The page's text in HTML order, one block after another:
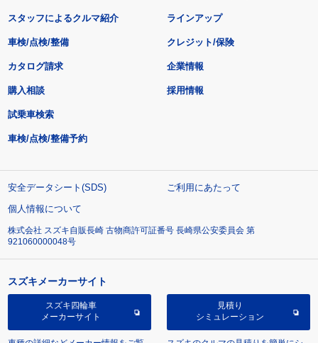
スタッフによるクルマ紹介 ラインアップ
車検/点検/整備 クレジット/保険
カタログ請求
購入相談
試乗車検索
車検/点検/整備予約
企業情報
採用情報
安全データシート(SDS)
ご利用にあたって
個人情報について
株式会社 スズキ自販長崎 古物商許可証番号 長崎県公安委員会 第
921060000048号
スズキメーカーサイト
スズキ四輪車
メーカーサイト
見積り
シミュレーション